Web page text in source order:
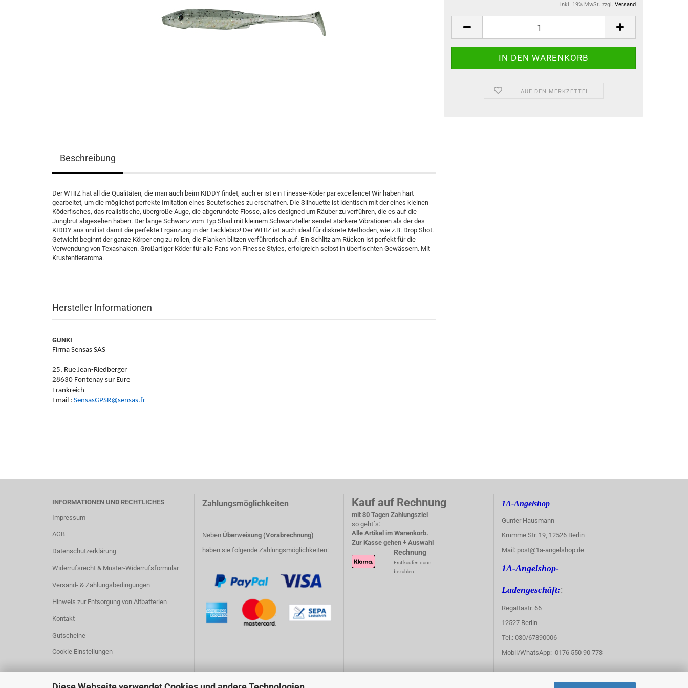
inkl. 19% MwSt. zzgl. Versand
AUF DEN MERKZETTEL
Beschreibung
Der WHIZ hat all die Qualitäten, die man auch beim KIDDY findet, auch er ist ein Finesse-Köder par excellence! Wir haben hart
gearbeitet, um die möglichst perfekte Imitation eines Beutefisches zu erschaffen. Die Silhouette ist identisch mit der eines kleinen
Köderfisches, das realistische, übergroße Auge, die abgerundete Flosse, alles designed um Räuber zu verführen, die es auf die
Jungbrut abgesehen haben. Der lange Schwanz vom Typ Shad mit kleinem Schwanzteller sendet stärkere Vibrationen als der des
KIDDY aus und ist damit die perfekte Ergänzung in der Tacklebox! Der WHIZ ist auch ideal für diskrete Methoden, wie z.B. Drop Shot.
Getwicht beginnt der ganze Körper eng zu rollen, die Flanken blitzen verführerisch auf. Ein Schlitz am Rücken ist perfekt für die
Verwendung von Texashaken. Großartiger Köder für alle Fans von Finesse Styles, erfolgreich selbst in überfischten Gewässern. Mit
Krustentieraroma.
Hersteller Informationen
GUNKI
Firma Sensas SAS
25, Rue Jean-Riedberger
28630 Fontenay sur Eure
Frankreich
Email : SensasGPSR@sensas.fr
INFORMATIONEN UND RECHTLICHES
Impressum
AGB
Datenschutzerklärung
Widerrufsrecht & Muster-Widerrufsformular
Versand- & Zahlungsbedingungen
Hinweis zur Entsorgung von Altbatterien
Kontakt
Gutscheine
Cookie Einstellungen
Zahlungsmöglichkeiten
NebenÜberweisung (Vorabrechnung)
haben sie folgende Zahlungsmöglichkeiten:
Kauf auf Rechnung
mit 30 Tagen Zahlungsziel
so geht´s:
Alle Artikel im Warenkorb.
Zur Kasse gehen + Auswahl
Rechnung
Erst kaufen dann
bezahlen
1A-Angelshop
Gunter Hausmann
Krumme Str. 19, 12526 Berlin
Mail: post@1a-angelshop.de
1A-Angelshop-
Ladengeschäft::
Regattastr. 66
12527 Berlin
Tel.: 030/67890006
Mobil/WhatsApp: 0176 550 90 773